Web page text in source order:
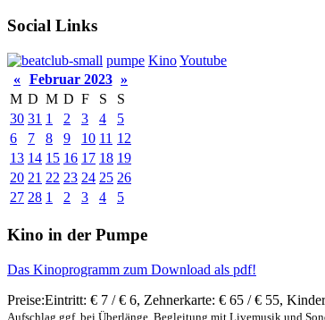
Social Links
pumpe KinoYoutube
« Februar 2023 »
M D M D F S
S
30 31 1 2 3 4
5
6
7 8 9 10 11 12
13 14 15 16 17 18 19
20 21 22 23 24 25 26
27 28 1 2 3 4 5
Kino in der Pumpe
Das Kinoprogramm zum Download als pdf!
Preise:Eintritt: € 7 / € 6, Zehnerkarte: € 65 / € 55,
Aufschlag ggf. bei Überlänge, Begleitung mit Livemusik und